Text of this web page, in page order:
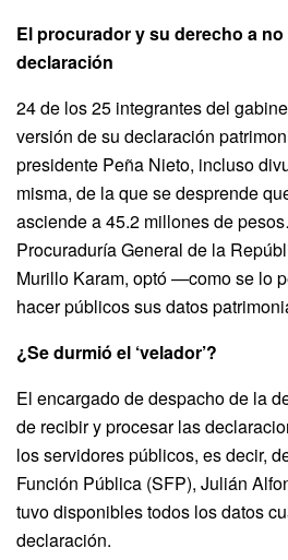
El procurador y su derecho a
declaración
24 de los 25 integrantes del
versión de su declaración
presidente Peña Nieto, incluso
misma, de la que se desprende
asciende a 45.2 millones de
Procuraduría General de la
Murillo Karam, optó —como se lo
hacer públicos sus datos
¿Se durmió el ‘velador’?
El encargado de despacho de la
de recibir y procesar las
los servidores públicos, es decir,
Función Pública (SFP), Julián
tuvo disponibles todos los datos
declaración.